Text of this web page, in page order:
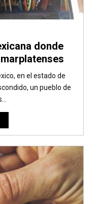
donde
en el estado de
un pueblo de